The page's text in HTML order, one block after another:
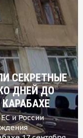
СЕКРЕТНЫЕ
ДНЕЙ ДО
и России